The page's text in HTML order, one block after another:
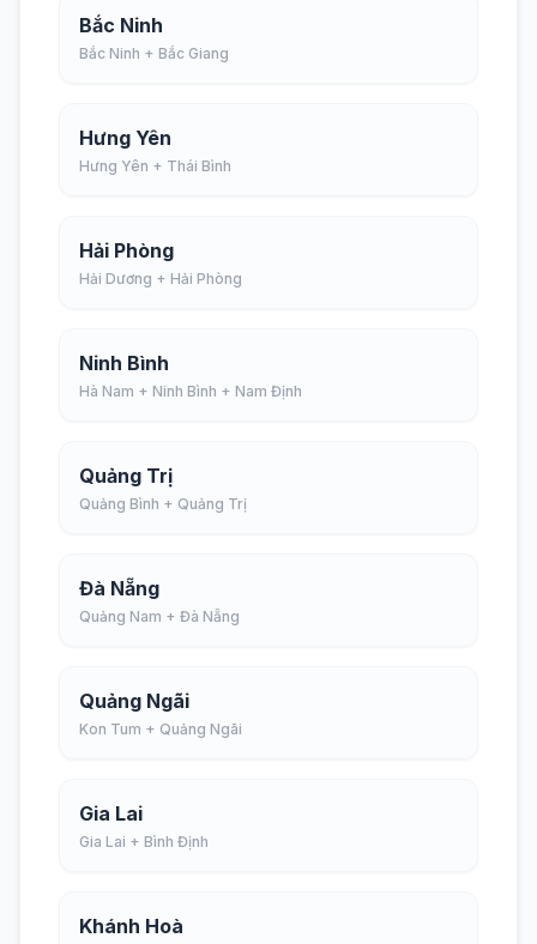
Bắc Ninh
Bắc Ninh + Bắc Giang
Hưng Yên
Hưng Yên + Thái Bình
Hải Phòng
Hải Dương + Hải Phòng
Ninh Bình
Hà Nam + Ninh Bình + Nam Định
Quảng Trị
Quảng Bình + Quảng Trị
Đà Nẵng
Quảng Nam + Đà Nẵng
Quảng Ngãi
Kon Tum + Quảng Ngãi
Gia Lai
Gia Lai + Bình Định
Khánh Hoà